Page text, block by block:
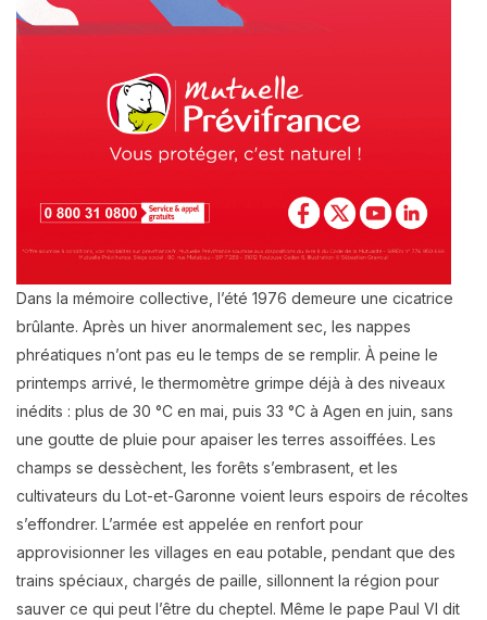
Dans la mémoire collective, l’été 1976 demeure une cicatrice
brûlante. Après un hiver anormalement sec, les nappes
phréatiques n’ont pas eu le temps de se remplir. À peine le
printemps arrivé, le thermomètre grimpe déjà à des niveaux
inédits : plus de 30 °C en mai, puis 33 °C à Agen en juin, sans
une goutte de pluie pour apaiser les terres assoiffées. Les
champs se dessèchent, les forêts s’embrasent, et les
cultivateurs du Lot-et-Garonne voient leurs espoirs de récoltes
s’effondrer. L’armée est appelée en renfort pour
approvisionner les villages en eau potable, pendant que des
trains spéciaux, chargés de paille, sillonnent la région pour
sauver ce qui peut l’être du cheptel. Même le pape Paul VI dit